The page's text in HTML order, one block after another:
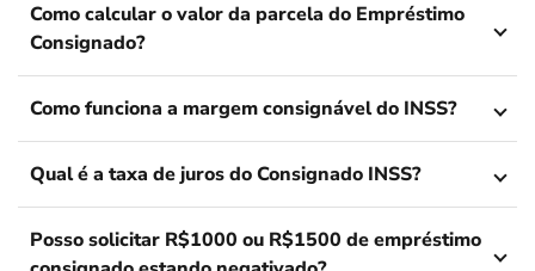
Como calcular o valor da parcela do Empréstimo
Consignado?
Como funciona a margem consignável do INSS?
Qual é a taxa de juros do Consignado INSS?
Posso solicitar R$1000 ou R$1500 de empréstimo